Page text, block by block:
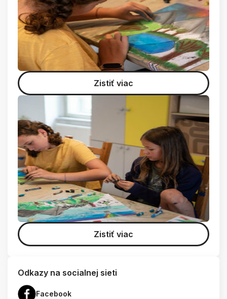
Zistiť viac
Zistiť viac
Odkazy na socialnej sieti
Facebook